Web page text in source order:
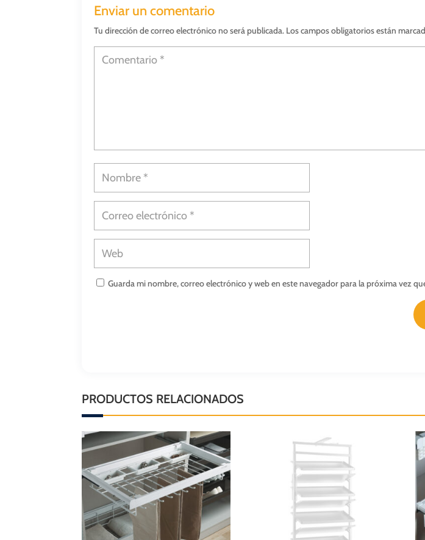
Enviar un comentario
Tu dirección de correo electrónico no será publicada. Los campos obligatorios están
Guarda mi nombre, correo electrónico y web en este navegador para la próxima vez
PRODUCTOS RELACIONADOS